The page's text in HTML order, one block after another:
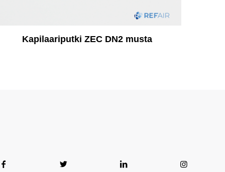
Kapilaariputki ZEC DN2 musta